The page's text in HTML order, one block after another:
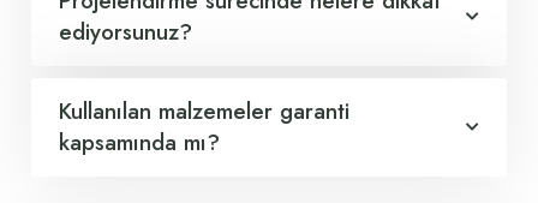
ediyorsunuz?
Kullanılan malzemeler garanti
kapsamında mı?